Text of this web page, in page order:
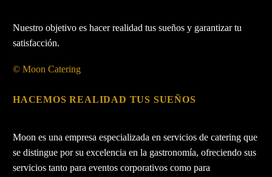
Nuestro objetivo es hacer realidad tus sueños y garantizar tu
satisfacción.
© Moon Catering
HACEMOS REALIDAD TUS SUEÑOS
Moon es una empresa especializada en servicios de catering que
se distingue por su excelencia en la gastronomía, ofreciendo sus
servicios tanto para eventos corporativos como para